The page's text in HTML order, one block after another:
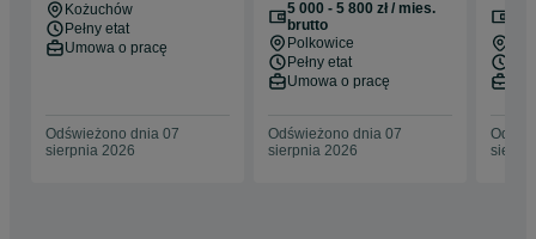
Kożuchów
Pełny etat
Umowa o pracę
Odświeżono dnia 07
sierpnia 2026
5 000 - 5 800 zł / mies.
brutto
Polkowice
Pełny etat
Umowa o pracę
Odświeżono dnia 07
sierpnia 2026